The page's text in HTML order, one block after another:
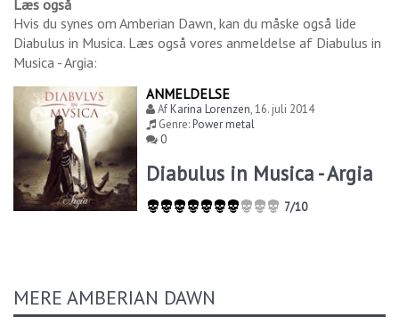
Læs også
Hvis du synes om Amberian Dawn, kan du måske også lide
Diabulus in Musica. Læs også vores anmeldelse af Diabulus in
Musica - Argia:
ANMELDELSE
AfKarina Lorenzen,16. juli 2014
Genre:Power metal
0
Diabulus in Musica - Argia
7/10
MERE AMBERIAN DAWN